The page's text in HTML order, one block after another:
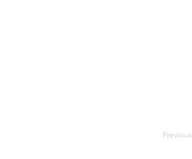
Previous